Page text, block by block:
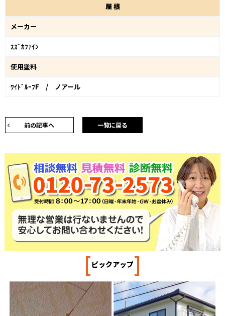
屋根
メーカー
ｽｽﾞｶﾌｧｲﾝ
使用塗料
ﾜｲﾄﾞﾙｰﾌF / ノアール
前の記事へ 一覧に戻る
[ピックアップ]